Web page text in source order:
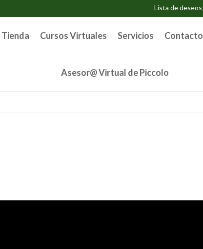
Lista de deseos
Tienda Cursos Virtuales Servicios Contacto
Asesor@ Virtual de Piccolo